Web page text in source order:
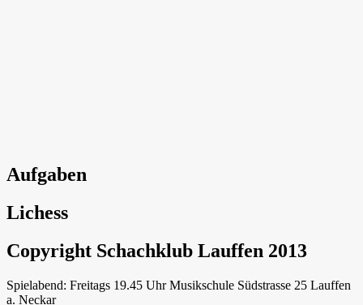
Aufgaben
Lichess
Copyright Schachklub Lauffen 2013
Spielabend: Freitags 19.45 Uhr Musikschule Südstrasse 25 Lauffen
a. Neckar